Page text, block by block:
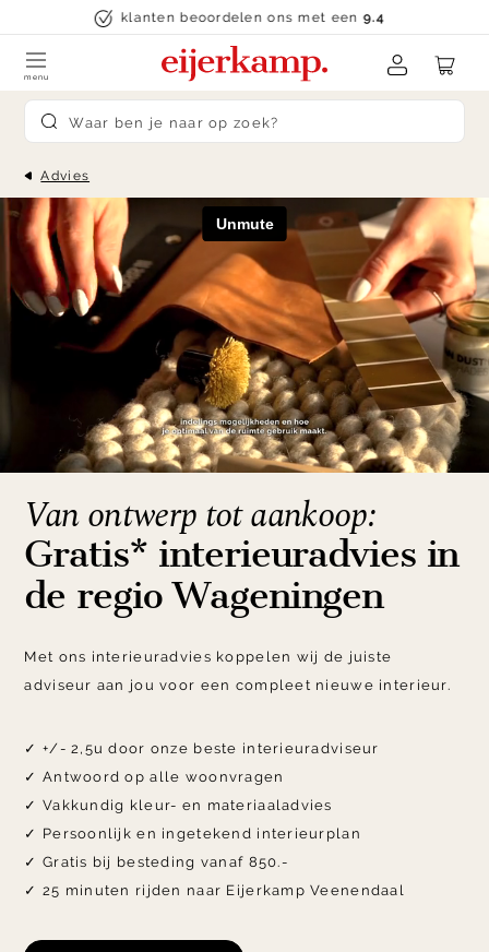
Skip to contentklanten beoordelen ons met een9.4
Submit search
menu
Advies
Van ontwerp tot aankoop:
Gratis* interieuradvies in
de regio Wageningen
Met ons interieuradvies koppelen wij de juiste
adviseur aan jou voor een compleet nieuwe interieur.
✓ +/- 2,5u door onze beste interieuradviseur
✓ Antwoord op alle woonvragen
✓ Vakkundig kleur- en materiaaladvies
✓ Persoonlijk en ingetekend interieurplan
✓ Gratis bij besteding vanaf 850.-
✓ 25 minuten rijden naar Eijerkamp Veenendaal